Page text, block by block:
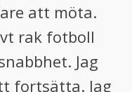
att möta.
rak fotboll
Jag
fortsätta. Jag